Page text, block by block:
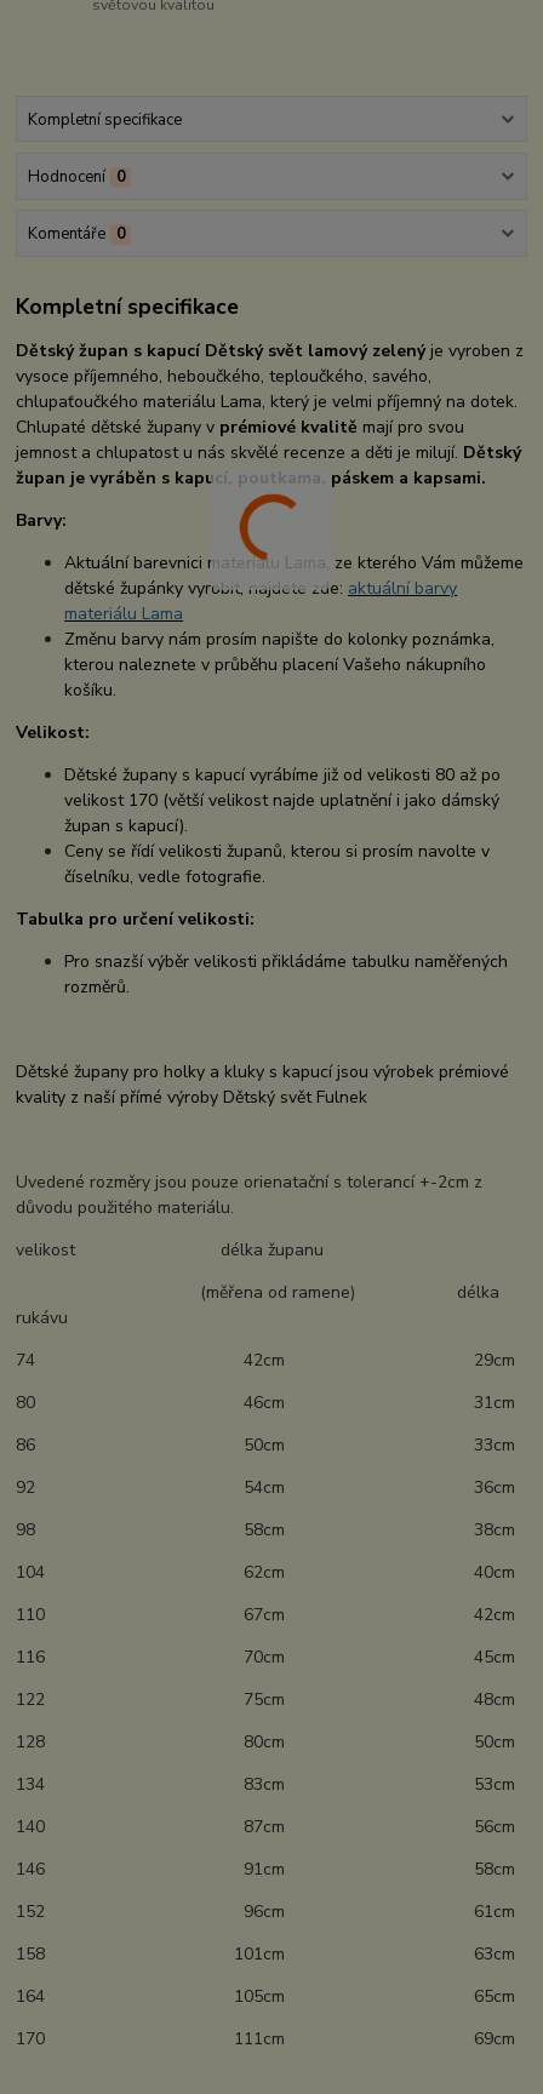
světovou kvalitou
Kompletní specifikace
Hodnocení 0
Komentáře 0
Kompletní specifikace
Dětský župan s kapucí Dětský svět lamový zelený je vyroben z
vysoce příjemného, heboučkého, teploučkého, savého,
chlupaťoučkého materiálu Lama, který je velmi příjemný na dotek.
Chlupaté dětské župany v prémiové kvalitě mají pro svou
jemnost a chlupatost u nás skvělé recenze a děti je milují. Dětský
župan je vyráběn s kapucí, poutkama, páskem a kapsami.
Barvy:
Aktuální barevnici materiálu Lama, ze kterého Vám můžeme
dětské župánky vyrobit, najdete zde: aktuální barvy
materiálu Lama
Změnu barvy nám prosím napište do kolonky poznámka,
kterou naleznete v průběhu placení Vašeho nákupního
košíku.
Velikost:
Dětské župany s kapucí vyrábíme již od velikosti 80 až po
velikost 170 (větší velikost najde uplatnění i jako dámský
župan s kapucí).
Ceny se řídí velikosti županů, kterou si prosím navolte v
číselníku, vedle fotografie.
Tabulka pro určení velikosti:
Pro snazší výběr velikosti přikládáme tabulku naměřených
rozměrů.
Dětské župany pro holky a kluky s kapucí jsou výrobek prémiové
kvality z naší přímé výroby Dětský svět Fulnek
Uvedené rozměry jsou pouze orienatační s tolerancí +-2cm z
důvodu použitého materiálu.
velikost délka županu
(měřena od ramene) délka
rukávu
74 42cm 29cm
80 46cm 31cm
86 50cm 33cm
92 54cm 36cm
98 58cm 38cm
104 62cm 40cm
110 67cm 42cm
116 70cm 45cm
122 75cm 48cm
128 80cm 50cm
134 83cm 53cm
140 87cm 56cm
146 91cm 58cm
152 96cm 61cm
158 101cm 63cm
164 105cm 65cm
170 111cm 69cm